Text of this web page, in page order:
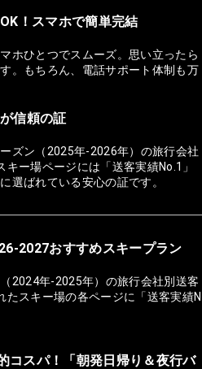
！スマホで簡単完結
ホひとつでスムーズ。思い立ったら
。もちろん、電話サポート体制も万
信頼の証
ズン（2025年-2026年）の旅行会社
ー場ページには「送客実績No.1」
選ばれている安心の証です。
2027おすすめスキープラン
2024年-2025年）の旅行会社別送客
スキー場の各ページに「送客実績N
コスパ！「朝発日帰り＆夜行バ